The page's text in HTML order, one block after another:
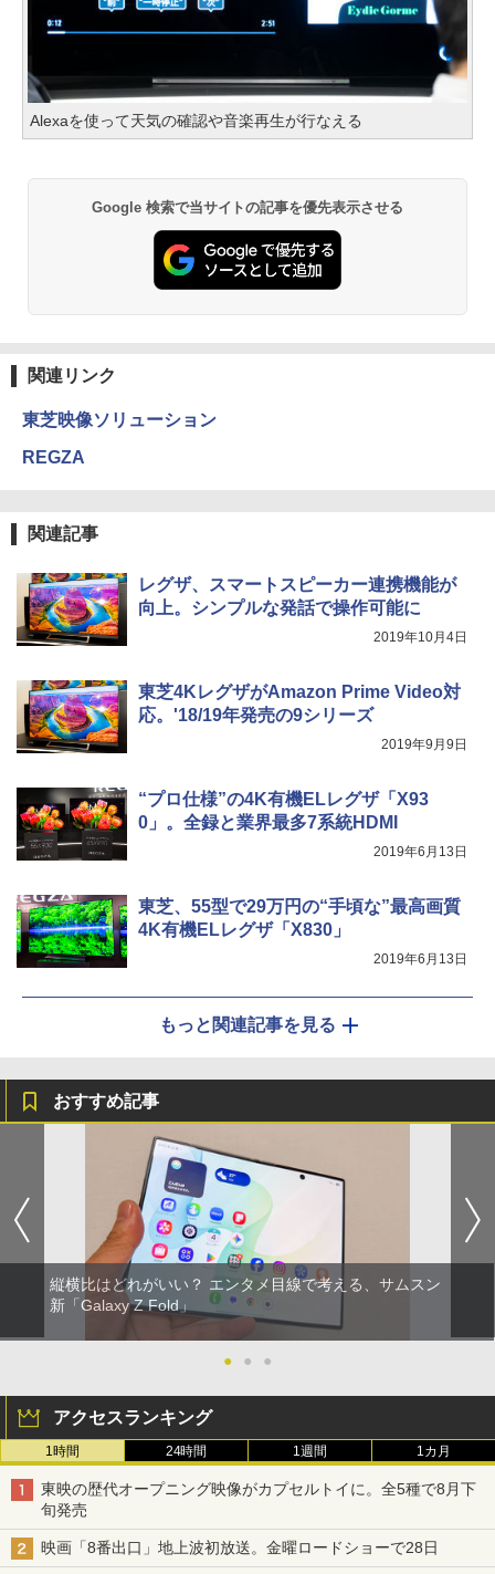
Alexaを使って天気の確認や音楽再生が行なえる
Google 検索で当サイトの記事を優先表示させる
関連リンク
東芝映像ソリューション
REGZA
関連記事
レグザ、スマートスピーカー連携機能が
向上。シンプルな発話で操作可能に
2019年10月4日
東芝4KレグザがAmazon Prime Video対
応。'18/19年発売の9シリーズ
2019年9月9日
“プロ仕様”の4K有機ELレグザ「X93
0」。全録と業界最多7系統HDMI
2019年6月13日
東芝、55型で29万円の“手頃な”最高画質
4K有機ELレグザ「X830」
2019年6月13日
もっと関連記事を見る
おすすめ記事
縦横比はどれがいい？ エンタメ目線で考える、サムスン
新「Galaxy Z Fold」
● ● ●
アクセスランキング
1時間 24時間 1週間 1カ月
東映の歴代オープニング映像がカプセルトイに。全5種で8月下
旬発売
映画「8番出口」地上波初放送。金曜ロードショーで28日